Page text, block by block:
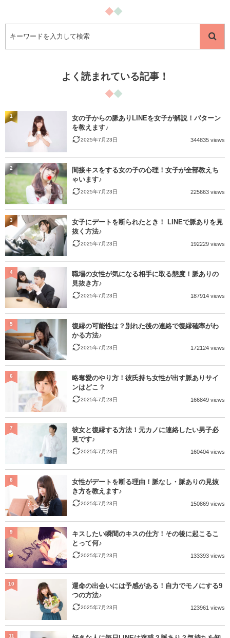
よく読まれている記事！
女の子からの脈ありLINEを女子が解説！パターン
を教えます♪
2025年7月23日 344835 views
1
間接キスをする女の子の心理！女子が全部教えち
ゃいます♪
2025年7月23日 225663 views
2
女子にデートを断られたとき！ LINEで脈ありを見
抜く方法♪
2025年7月23日 192229 views
3
職場の女性が気になる相手に取る態度！脈ありの
見抜き方♪
2025年7月23日 187914 views
4
復縁の可能性は？別れた後の連絡で復縁確率がわ
かる方法♪
2025年7月23日 172124 views
5
略奪愛のやり方！彼氏持ち女性が出す脈ありサイ
ンはどこ？
2025年7月23日 166849 views
6
彼女と復縁する方法！元カノに連絡したい男子必
見です♪
2025年7月23日 160404 views
7
女性がデートを断る理由！脈なし・脈ありの見抜
き方を教えます♪
2025年7月23日 150869 views
8
キスしたい瞬間のキスの仕方！その後に起こるこ
とって何♪
2025年7月23日 133393 views
9
運命の出会いには予感がある！自力でモノにする9
つの方法♪
2025年7月23日 123961 views
10
11